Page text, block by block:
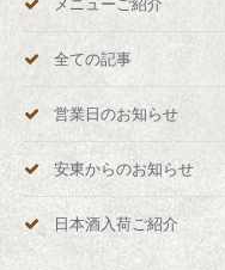
メニューご紹介
全ての記事
営業日のお知らせ
安東からのお知らせ
日本酒入荷ご紹介